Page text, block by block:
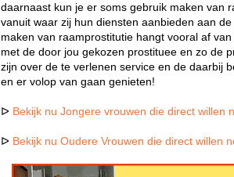
daarnaast kun je er soms gebruik maken van
vanuit waar zij hun diensten aanbieden aan
maken van raamprostitutie hangt vooral af
met de door jou gekozen prostituee en zo de
zijn over de te verlenen service en de daarbij
en er volop van gaan genieten!
ᐅ Bekijk nu Jongere vrouwen die direct willen
ᐅ Bekijk nu Oudere Vrouwen die direct willen